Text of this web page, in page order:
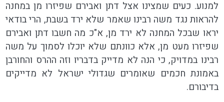
למנוע. כעים שמצינו אצל דתן ואבירם שפיזרו מן במחנה
להראות נגד משה רבינו שאמר שלא ירד בשבת, הרי בודאי
יראו שבכל המחנה לא ירד מן, א"כ מה חשבו דתן ואבירם
שפיזרו מעט מן, אלא כוונתם שלא יוכלו לסמוך על משה
רבינו במדויק, כי הנה לא מדייק בדבריו וזה ההרס והחורבן
באמונת חכמים שאומרים שגדולי ישראל לא מדייקים
בדיבורם.